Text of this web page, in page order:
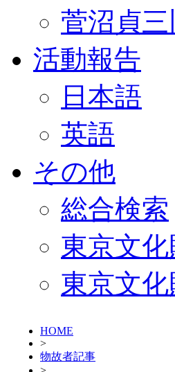
菅沼貞
活動報告
日本語
英語
その他
総合検索
東京文
東京文
HOME
>
物故者記事